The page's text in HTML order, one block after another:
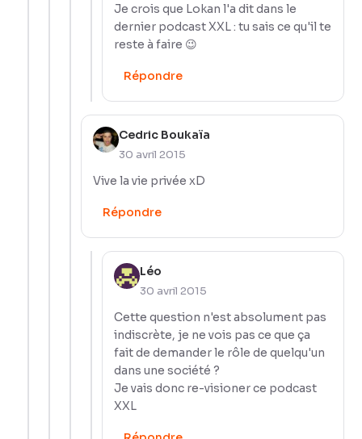
Je crois que Lokan l'a dit dans le
dernier podcast XXL : tu sais ce qu'il te
reste à faire 😉
Répondre
Cedric Boukaïa
30 avril 2015
Vive la vie privée xD
Répondre
Léo
30 avril 2015
Cette question n'est absolument pas
indiscrète, je ne vois pas ce que ça
fait de demander le rôle de quelqu'un
dans une société ?
Je vais donc re-visioner ce podcast
XXL